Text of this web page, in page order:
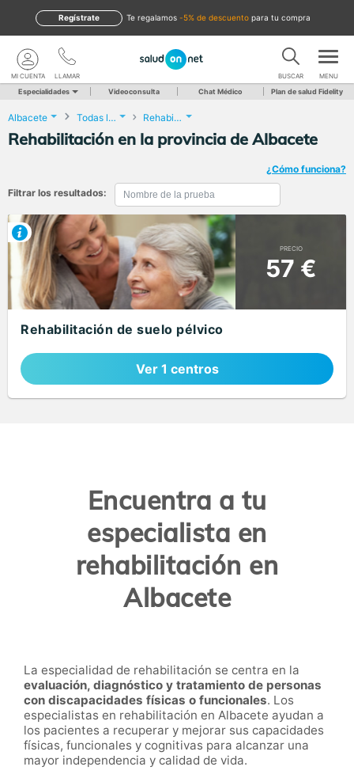
te regalamos -5% de descuento para tu compra
Regístrate
LLAMAR
MI CUENTA BUSCAR MENU
Especialidades Videoconsulta Chat Médico Plan de salud Fidelity
Albacete Todas las localidades Rehabilitación
Rehabilitación en la provincia de Albacete
¿Cómo funciona?
Filtrar los resultados:
PRECIO
57 €
Rehabilitación de suelo pélvico
Ver 1 centros
Encuentra a tu
especialista en
rehabilitación en
Albacete
La especialidad de rehabilitación se centra en la
evaluación, diagnóstico y tratamiento de personas
con discapacidades físicas o funcionales. Los
especialistas en rehabilitación en Albacete ayudan a
los pacientes a recuperar y mejorar sus capacidades
físicas, funcionales y cognitivas para alcanzar una
mayor independencia y calidad de vida.